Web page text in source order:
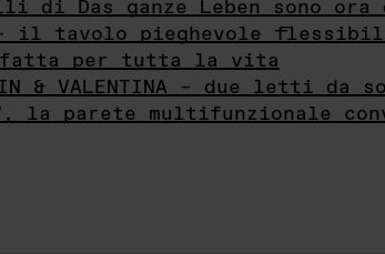
di Das ganze Leben sono
il tavolo pieghevole
– fatta per tutta la vita
& VALENTINA – due letti da
la parete multifunzionale